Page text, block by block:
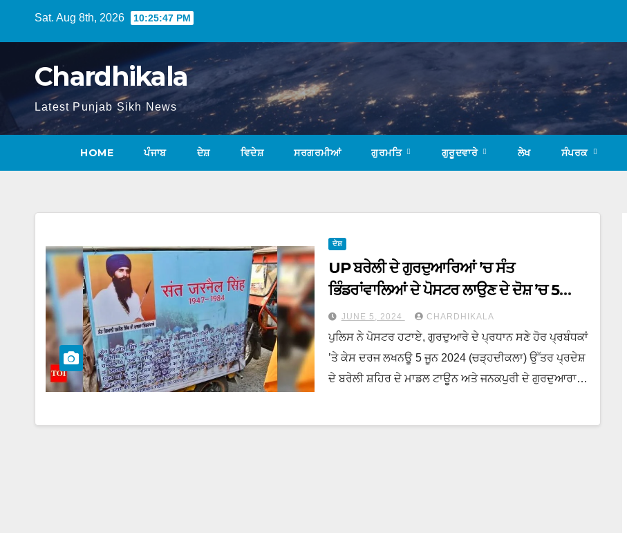
Sat. Aug 8th, 2026 10:25:47 PM
Chardhikala
Latest Punjab Sikh News
HOME ਪੰਜਾਬ ਦੇਸ਼ ਵਿਦੇਸ਼ ਸਰਗਰਮੀਆਂ ਗੁਰਮਤਿ ਗੁਰੂਦਵਾਰੇ ਲੇਖ ਸੰਪਰਕ
ਦੇਸ਼
UP ਬਰੇਲੀ ਦੇ ਗੁਰਦੁਆਰਿਆਂ ’ਚ ਸੰਤ
ਭਿੰਡਰਾਂਵਾਲਿਆਂ ਦੇ ਪੋਸਟਰ ਲਾਉਣ ਦੇ ਦੋਸ਼ ’ਚ 5
ਵਿਰੁੱਧ ਮਾਮਲਾ ਦਰਜ
JUNE 5, 2024 CHARDHIKALA
ਪੁਲਿਸ ਨੇ ਪੋਸਟਰ ਹਟਾਏ, ਗੁਰਦੁਆਰੇ ਦੇ ਪ੍ਰਧਾਨ ਸਣੇ ਹੋਰ ਪ੍ਰਬੰਧਕਾਂ
’ਤੇ ਕੇਸ ਦਰਜ ਲਖਨਊ 5 ਜੂਨ 2024 (ਚੜ੍ਹਦੀਕਲਾ) ਉੱਤਰ ਪ੍ਰਦੇਸ਼
ਦੇ ਬਰੇਲੀ ਸ਼ਹਿਰ ਦੇ ਮਾਡਲ ਟਾਊਨ ਅਤੇ ਜਨਕਪੁਰੀ ਦੇ ਗੁਰਦੁਆਰਾ…